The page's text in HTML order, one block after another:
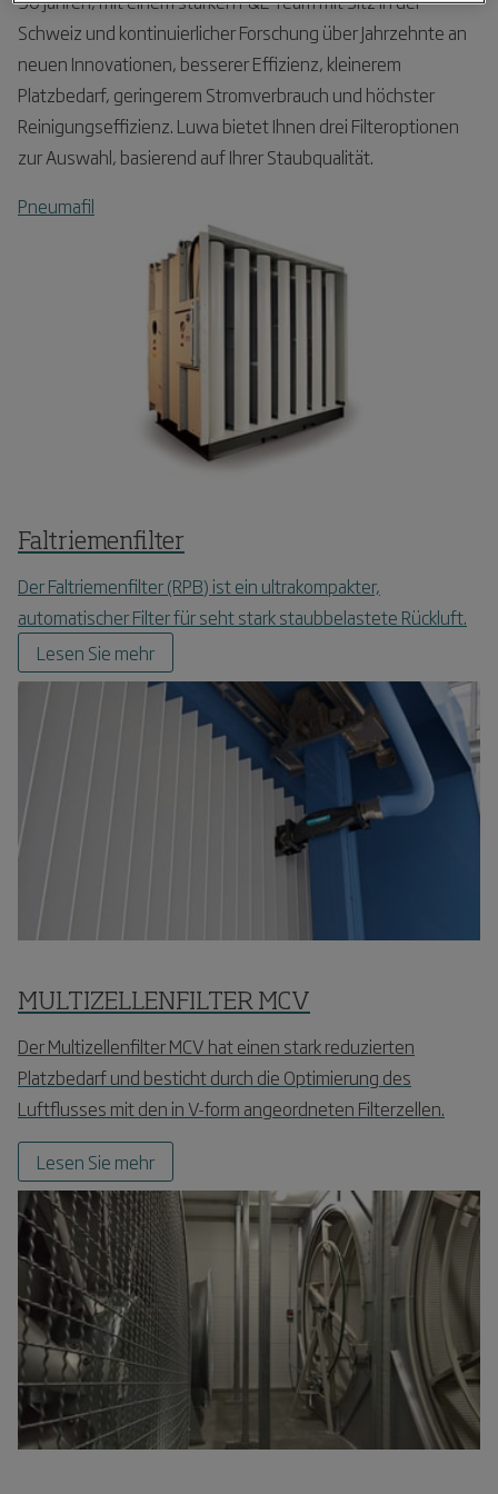
Schweiz und kontinuierlicher Forschung über Jahrzehnte an
neuen Innovationen, besserer Effizienz, kleinerem
Platzbedarf, geringerem Stromverbrauch und höchster
Reinigungseffizienz. Luwa bietet Ihnen drei Filteroptionen
zur Auswahl, basierend auf Ihrer Staubqualität.
Pneumafil
Faltriemenfilter
Der Faltriemenfilter (RPB) ist ein ultrakompakter,
automatischer Filter für seht stark staubbelastete Rückluft.
Lesen Sie mehr
MULTIZELLENFILTER MCV
Der Multizellenfilter MCV hat einen stark reduzierten
Platzbedarf und besticht durch die Optimierung des
Luftflusses mit den in V-form angeordneten Filterzellen.
Lesen Sie mehr